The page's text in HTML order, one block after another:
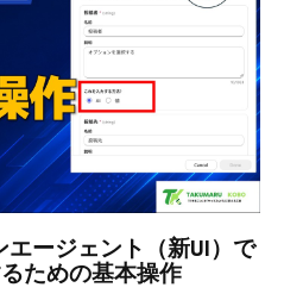
ージェント（新UI）で
ための基本操作